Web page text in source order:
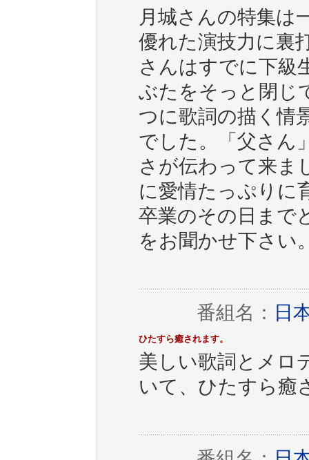
月城さんの特集は
優れた演技力に裏
さんはすでに下級
ぶたをそっと閉じ
つに歌詞の描く情
でした。「父さん
さが伝わって来ま
に愛情たっぷりに
卒業のその日まで
をお聞かせ下さい
番組名： 日
ひたすら癒されます。
美しい歌詞とメロ
いて、ひたすら癒